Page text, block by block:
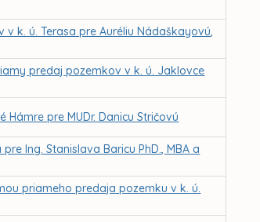
k. ú. Terasa pre Auréliu Nádaškayovú,
predaj pozemkov v k. ú. Jaklovce
pre MUDr. Danicu Stričovú
Ing. Stanislava Baricu PhD., MBA a
priameho predaja pozemku v k. ú.